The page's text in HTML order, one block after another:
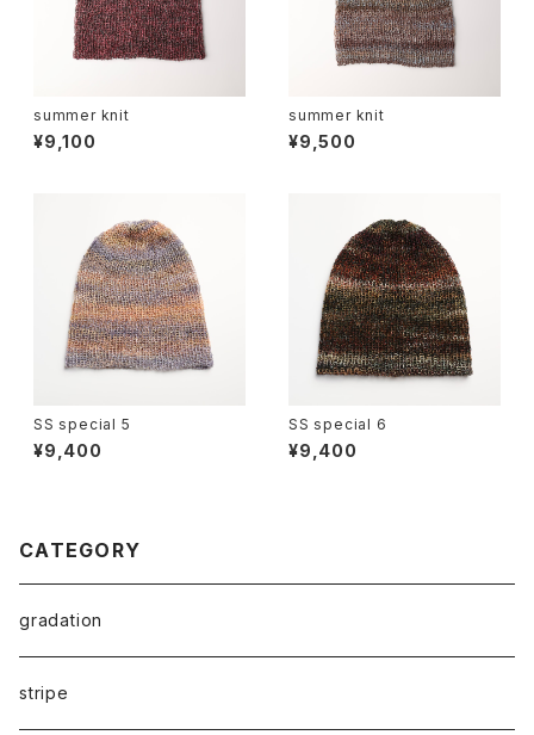
summer knit
¥9,100
summer knit
¥9,500
SS special 5
¥9,400
SS special 6
¥9,400
CATEGORY
gradation
stripe